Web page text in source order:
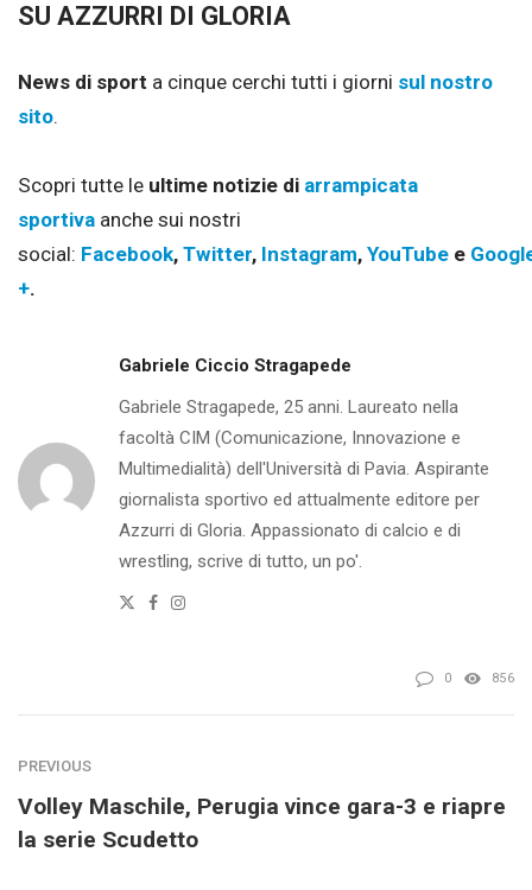
SU AZZURRI DI GLORIA
News di sport a cinque cerchi tutti i giorni sul nostro
sito.
Scopri tutte le ultime notizie di arrampicata
sportiva anche sui nostri
social: Facebook, Twitter, Instagram, YouTube e
+.
Gabriele Ciccio Stragapede
Gabriele Stragapede, 25 anni. Laureato nella
facoltà CIM (Comunicazione, Innovazione e
Multimedialità) dell'Università di Pavia. Aspirante
giornalista sportivo ed attualmente editore per
Azzurri di Gloria. Appassionato di calcio e di
wrestling, scrive di tutto, un po'.
Twitter
Facebook
Instagram
0 856
PREVIOUS
Volley Maschile, Perugia vince gara-3 e riapre
la serie Scudetto